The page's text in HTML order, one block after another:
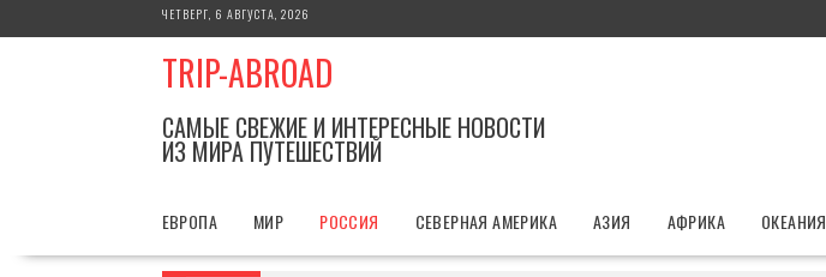
к
ЧЕТВЕРГ, 6 АВГУСТА, 2026
TRIP-ABROAD
САМЫЕ СВЕЖИЕ И ИНТЕРЕСНЫЕ НОВОСТИ
ИЗ МИРА ПУТЕШЕСТВИЙ
ЕВРОПА МИР РОССИЯ СЕВЕРНАЯ АМЕРИКА АЗИЯ АФРИКА ОКЕАНИЯ